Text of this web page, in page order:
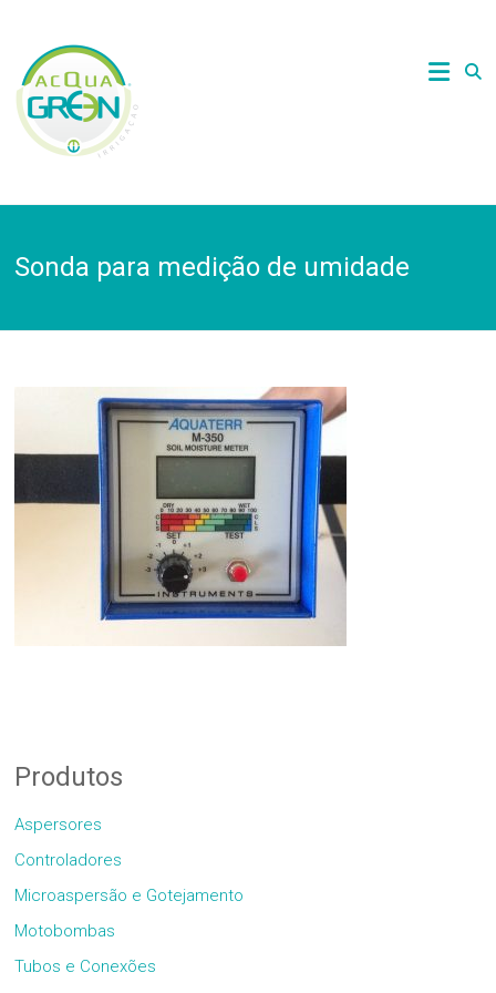
contentAcquagreen
Irrigação
Sonda para medição de umidade
Produtos
Aspersores
Controladores
Microaspersão e Gotejamento
Motobombas
Tubos e Conexões